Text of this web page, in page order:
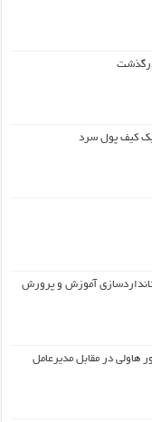
درگذشت
یک کیف‌ پول سرد
آموزش و پرورش
هاولی در مقابل مدیرعامل